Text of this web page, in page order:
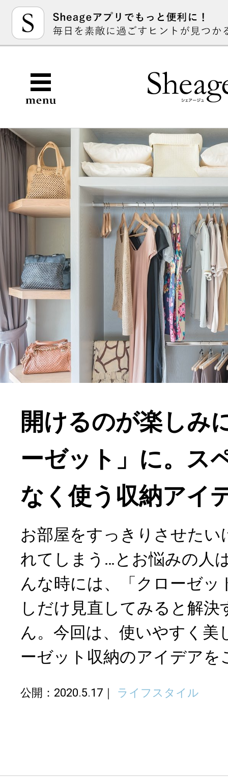
開けるのが楽しみ
ーゼット」に。ス
なく使う収納アイ
お部屋をすっきりさせたい
れてしまう…とお悩みの人
んな時には、「クローゼッ
しだけ見直してみると解
ん。今回は、使いやすく美
ーゼット収納のアイデアを
公開：2020.5.17 ライフスタイル